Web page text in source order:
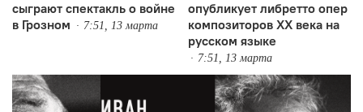
сыграют спектакль о войне
в Грозном
7:51, 13 марта
опубликует либретто опер
композиторов XX века на
русском языке
7:51, 13 марта